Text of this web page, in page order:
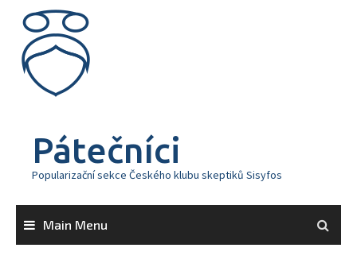
content
Pátečníci
Popularizační sekce Českého klubu skeptiků Sisyfos
Main Menu